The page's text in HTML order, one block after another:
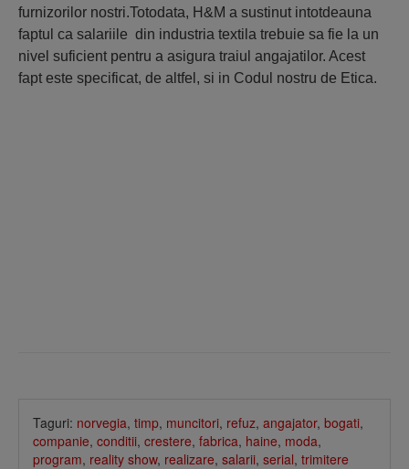
furnizorilor nostri.Totodata, H&M a sustinut intotdeauna
faptul ca salariile din industria textila trebuie sa fie la un
nivel suficient pentru a asigura traiul angajatilor. Acest
fapt este specificat, de altfel, si in Codul nostru de Etica.
Taguri: norvegia, timp, muncitori, refuz, angajator, bogati,
companie, conditii, crestere, fabrica, haine, moda,
program, reality show, realizare, salarii, serial, trimitere